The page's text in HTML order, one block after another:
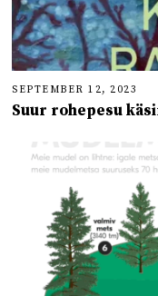
SEPTEMBER 12, 2023
Suur rohepesu